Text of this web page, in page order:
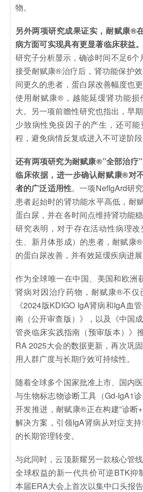
物。
另外两项研究成果证实，耐赋康®
病方面可实现具有更显著临床获益
研究子分析显示，确诊时间不足6个
接受耐赋康®治疗后，肾功能保护
间更久的患者，蛋白尿改善幅度也
使用耐赋康®，越能延缓肾功能损
大。另一项前瞻性研究也指出，早
少致病性免疫因子的产生，还可
程，避免病情反复或进入不可逆阶段
还有两项研究为耐赋康®”全部治疗
临床依据，进一步确认耐赋康®对
者的广泛适用性。一项NefIgArd研
患者起始时的肾功能水平高低，耐
蛋白尿，并在各时间点维持肾功能
研究表明，对于存在活动性病理
生、新月体形成）的患者，耐赋康
的蛋白尿改善，并有效延缓疾病进展
作为全球唯一在中国、美国和欧洲
肾病对因治疗药物，耐赋康®不仅
《2024版KDIGO IgA肾病和IgA血
南（公开审查版）》，以及《中国
管炎临床实践指南（预审版本）》
RA 2025大会的数据更新，再次巩
用人群广度与长期疗效可持续性。
随着全球多个国家批准上市、国内
与生物标志物诊断工具（Gd-IgA1
开发推进，耐赋康®正在构建”诊断
解决方案，引领IgA肾病从对症支
的长期管理转变。
与此同时，云顶新耀另一款核心管
全球权益的新一代共价可逆BTK抑
本届ERA大会上首次以集中口头报